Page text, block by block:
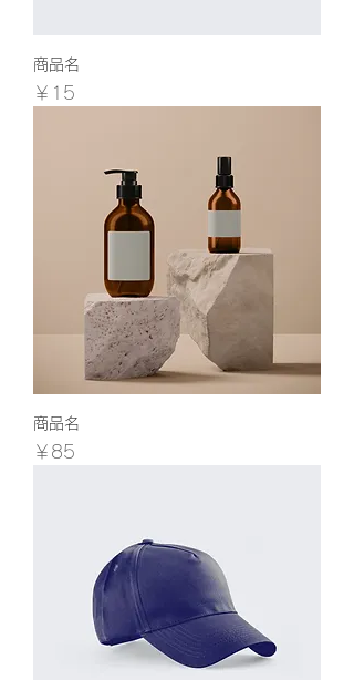
商品名
価格
￥15
商品名
価格
￥85